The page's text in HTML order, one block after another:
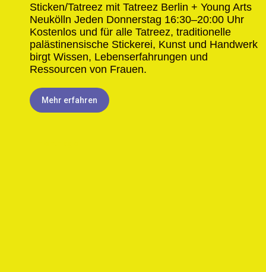
Sticken/Tatreez mit Tatreez Berlin + Young Arts
Neukölln Jeden Donnerstag 16:30–20:00 Uhr
Kostenlos und für alle​ Tatreez, traditionelle
palästinensische Stickerei, Kunst und Handwerk
birgt Wissen, Lebenserfahrungen und
Ressourcen von Frauen.
Mehr erfahren